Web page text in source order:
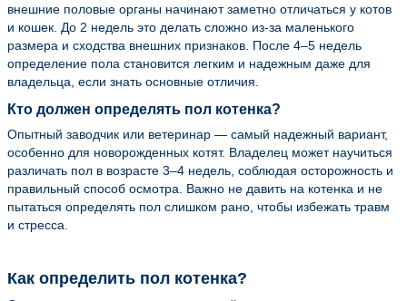
внешние половые органы начинают заметно отличаться у котов
и кошек. До 2 недель это делать сложно из-за маленького
размера и сходства внешних признаков. После 4–5 недель
определение пола становится легким и надежным даже для
владельца, если знать основные отличия.
Кто должен определять пол котенка?
Опытный заводчик или ветеринар — самый надежный вариант,
особенно для новорожденных котят. Владелец может научиться
различать пол в возрасте 3–4 недель, соблюдая осторожность и
правильный способ осмотра. Важно не давить на котенка и не
пытаться определять пол слишком рано, чтобы избежать травм
и стресса.
Как определить пол котенка?